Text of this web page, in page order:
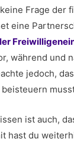
Frage der
eine
während und
jedoch,
ist auch,
hast du